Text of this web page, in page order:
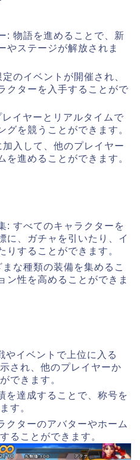
: 物語を進めることで、新
やステージが解放されま
のイベントが開催され、
クターを入手することがで
イヤーとリアルタイムで
グを競うことができます。
入して、他のプレイヤー
を進めることができます。
: すべてのキャラクターを
に、ガチャを引いたり、イ
りすることができます。
な種類の装備を集めるこ
ン性を高めることができま
やイベントで上位に入る
され、他のプレイヤーか
できます。
を達成することで、称号を
す。
クターのアバターやホーム
ることができます。